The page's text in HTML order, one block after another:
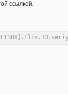
ссылкой.